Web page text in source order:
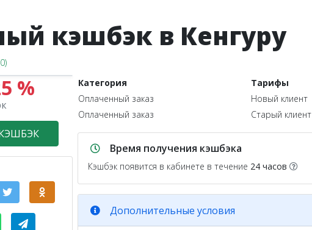
кэшбэк в Кенгуру
% Категория Тарифы
Оплаченный заказ
Новый клиент
Оплаченный заказ Старый клиент
Время получения кэшбэка
Кэшбэк появится в кабинете в течение 24 часов
Дополнительные условия